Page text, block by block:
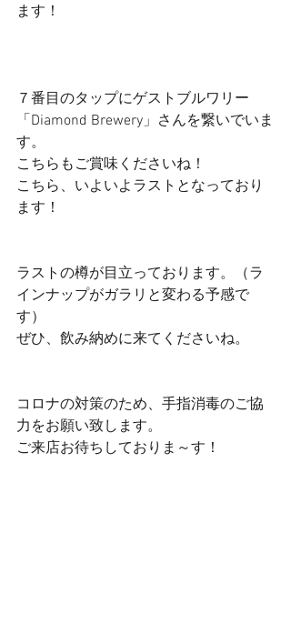
ます！
７番目のタップにゲストブルワリー
「Diamond Brewery」さんを繋いでいま
す。
こちらもご賞味くださいね！
こちら、いよいよラストとなっており
ます！
ラストの樽が目立っております。（ラ
インナップがガラリと変わる予感で
す）
ぜひ、飲み納めに来てくださいね。
コロナの対策のため、手指消毒のご協
力をお願い致します。
ご来店お待ちしておりま～す！